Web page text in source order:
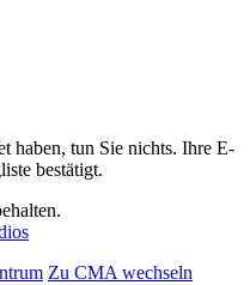
haben, tun Sie nichts. Ihre E-
bestätigt.
Zu CMA wechseln